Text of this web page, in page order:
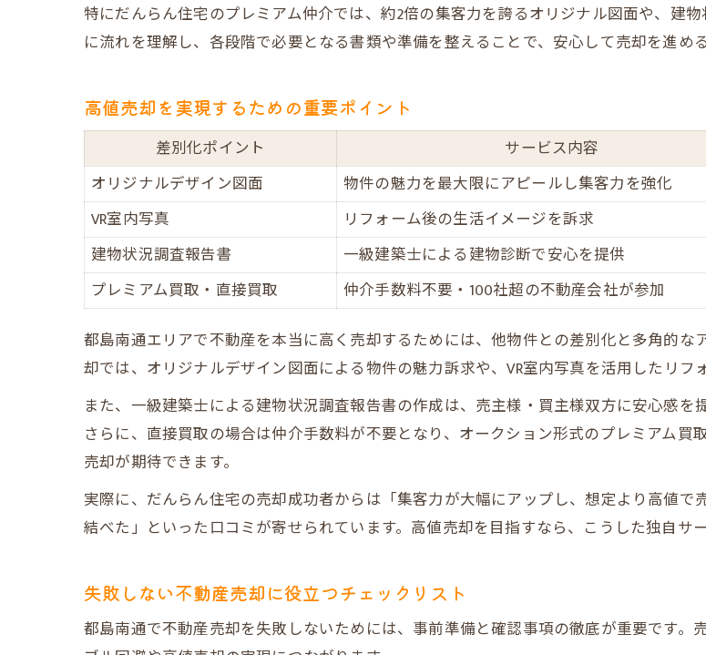
集客数を伸ばすための工夫とは
売却期間短縮につながるサービス
特にだんらん住宅のプレミアム仲介では、約2倍の集客力を誇るオリジナル図面や、建
に流れを理解し、各段階で必要となる書類や準備を整えることで、安心して売却を進め
高値売却を実現するための重要ポイント
差別化ポイント サービス内容
オリジナルデザイン図面
物件の魅力を最大限にアピールし集客力を強化
VR室内写真
リフォーム後の生活イメージを訴求
建物状況調査報告書
一級建築士による建物診断で安心を提供
プレミアム買取・直接買取
仲介手数料不要・100社超の不動産会社が参加
都島南通エリアで不動産を本当に高く売却するためには、他物件との差別化と多角的
却では、オリジナルデザイン図面による物件の魅力訴求や、VR室内写真を活用したリフ
また、一級建築士による建物状況調査報告書の作成は、売主様・買主様双方に安心感を
さらに、直接買取の場合は仲介手数料が不要となり、オークション形式のプレミアム
売却が期待できます。
実際に、だんらん住宅の売却成功者からは「集客力が大幅にアップし、想定より高値
結べた」といった口コミが寄せられています。高値売却を目指すなら、こうした独自サ
失敗しない不動産売却に役立つチェックリスト
都島南通で不動産売却を失敗しないためには、事前準備と確認事項の徹底が重要です